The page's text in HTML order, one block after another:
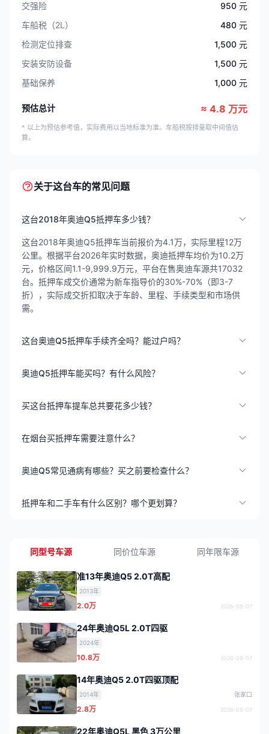
交强险
950 元
车船税（2L）
480 元
检测定位排查
1,500 元
安装安防设备
1,500 元
基础保养
1,000 元
预估总计 ≈ 4.8 万元
* 以上为预估参考值，实际费用以当地标准为准。车船税按排量取中间值估
算。
关于这台车的常见问题
这台2018年奥迪Q5抵押车多少钱？
这台2018年奥迪Q5抵押车当前报价为4.1万，实际里程12万
公里。根据平台2026年实时数据，奥迪抵押车均价为10.2万
元，价格区间1.1-9,999.9万元，平台在售奥迪车源共17032
台。抵押车成交价通常为新车指导价的30%-70%（即3-7
折），实际成交折扣取决于车龄、里程、手续类型和市场供
需。
这台奥迪Q5抵押车手续齐全吗？能过户吗？
奥迪Q5抵押车能买吗？有什么风险？
买这台抵押车提车总共要花多少钱？
在烟台买抵押车需要注意什么？
奥迪Q5常见通病有哪些？买之前要检查什么？
抵押车和二手车有什么区别？哪个更划算？
同型号车源 同价位车源 同年限车源
准13年奥迪Q5 2.0T高配
2013年
2.0万 2026-08-07
24年奥迪Q5L 2.0T四驱
2024年
10.8万 2026-08-07
14年奥迪Q5 2.0T四驱顶配
2014年 张家口
2.8万 2026-08-07
22年奥迪Q5L 黑色 3万公里